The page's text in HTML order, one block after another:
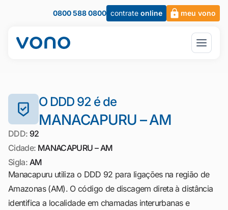
0800 588 0800 contrate online meu vono
O DDD 92 é de
MANACAPURU – AM
DDD: 92
Cidade: MANACAPURU – AM
Sigla: AM
Manacapuru utiliza o DDD 92 para ligações na região de
Amazonas (AM). O código de discagem direta à distância
identifica a localidade em chamadas interurbanas e